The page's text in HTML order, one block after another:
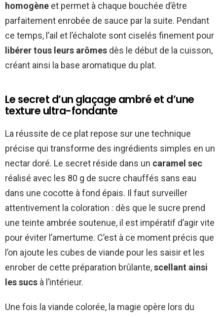
homogène et permet à chaque bouchée d’être
parfaitement enrobée de sauce par la suite. Pendant
ce temps, l’ail et l’échalote sont ciselés finement pour
libérer tous leurs arômes dès le début de la cuisson,
créant ainsi la base aromatique du plat.
Le secret d’un glaçage ambré et d’une
texture ultra-fondante
La réussite de ce plat repose sur une technique
précise qui transforme des ingrédients simples en un
nectar doré. Le secret réside dans un caramel sec
réalisé avec les 80 g de sucre chauffés sans eau
dans une cocotte à fond épais. Il faut surveiller
attentivement la coloration : dès que le sucre prend
une teinte ambrée soutenue, il est impératif d’agir vite
pour éviter l’amertume. C’est à ce moment précis que
l’on ajoute les cubes de viande pour les saisir et les
enrober de cette préparation brûlante,scellant ainsi
les sucs à l’intérieur.
Une fois la viande colorée, la magie opère lors du